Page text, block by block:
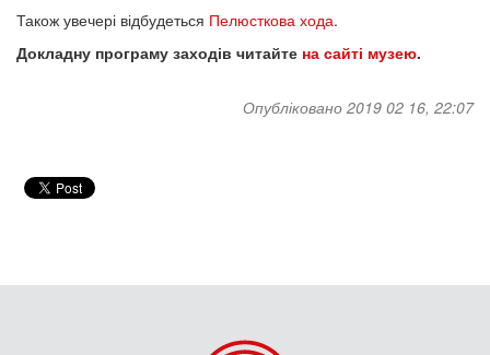
Також увечері відбудеться Пелюсткова хода.
Докладну програму заходів читайте на сайті музею.
Опубліковано 2019 02 16, 22:07